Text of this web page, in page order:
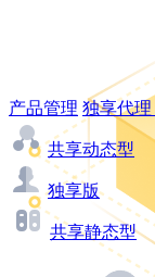
产品管理 独享代理
共享动态型
独享版
共享静态型